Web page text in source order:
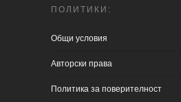
ПОЛИТИКИ:
Общи условия
Aвторски права
Политика за поверителност